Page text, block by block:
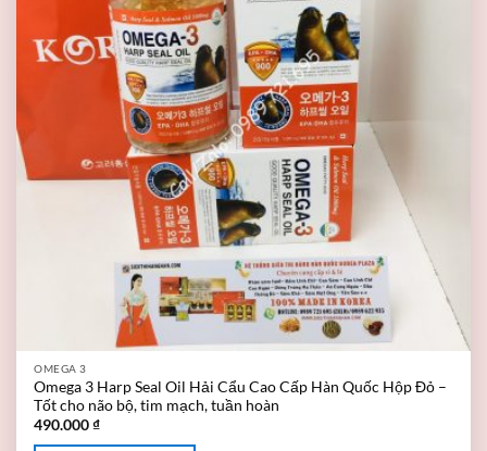
OMEGA 3
Omega 3 Harp Seal Oil Hải Cẩu Cao Cấp Hàn Quốc Hộp Đỏ –
Tốt cho não bộ, tim mạch, tuần hoàn
490.000₫